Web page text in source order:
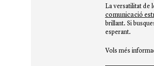
La versatilitat de
comunicació
brillant. Si
esperant.
Vols més